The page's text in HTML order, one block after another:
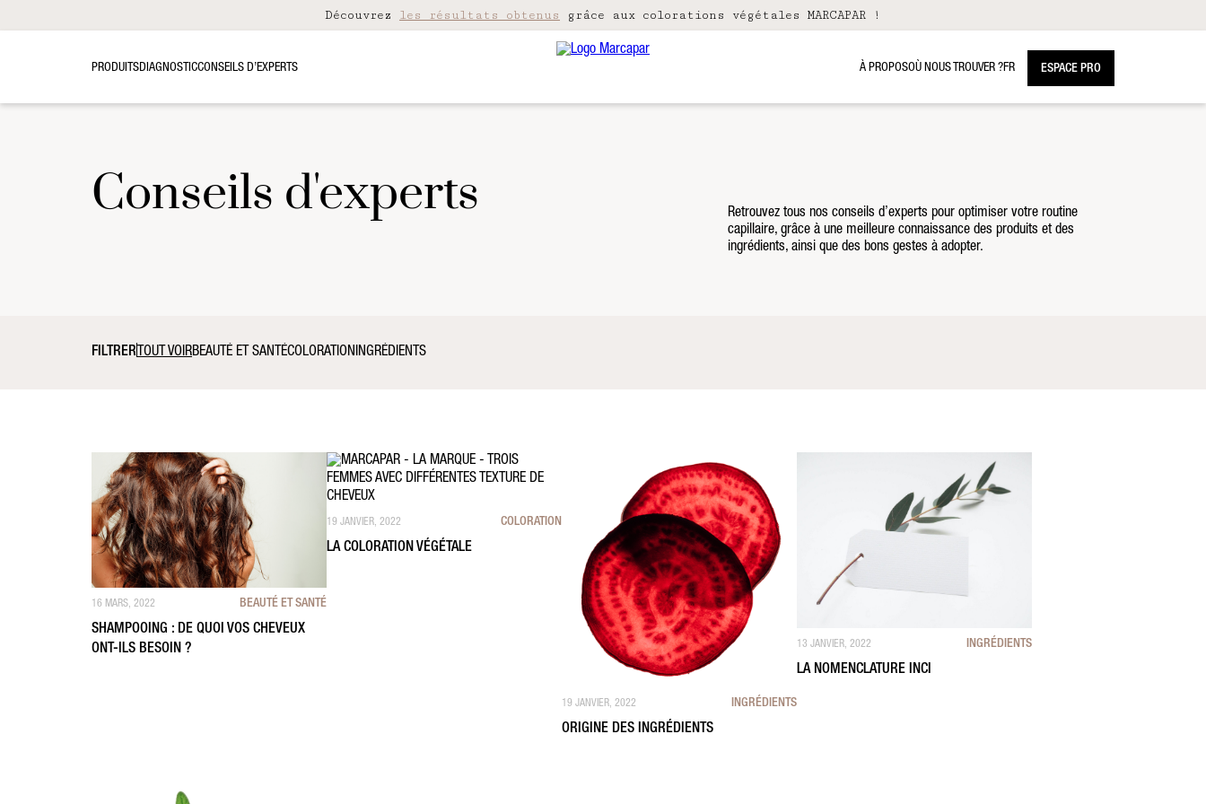
Découvrez les résultats obtenus grâce aux colorations végétales MARCAPAR !
PRODUITSDIAGNOSTICCONSEILS D’EXPERTS À PROPOSOÙ NOUS TROUVER ?FR ESPACE PRO
Conseils d'experts
Retrouvez tous nos conseils d’experts pour optimiser votre routine
capillaire, grâce à une meilleure connaissance des produits et des
ingrédients, ainsi que des bons gestes à adopter.
FILTRER TOUT VOIRBEAUTÉ ET SANTÉCOLORATIONINGRÉDIENTS
16 MARS, 2022 BEAUTÉ ET SANTÉ
SHAMPOOING : DE QUOI VOS CHEVEUX
ONT-ILS BESOIN ?
19 JANVIER, 2022 COLORATION
LA COLORATION VÉGÉTALE
19 JANVIER, 2022 INGRÉDIENTS
ORIGINE DES INGRÉDIENTS
13 JANVIER, 2022 INGRÉDIENTS
LA NOMENCLATURE INCI